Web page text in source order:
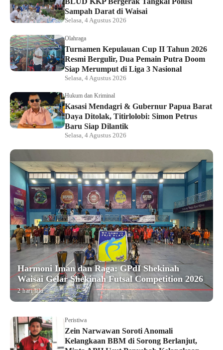
Sampah Darat di Waisai
Selasa, 4 Agustus 2026
Olahraga
Turnamen Kepulauan Cup II Tahun 2026
Resmi Bergulir, Dua Pemain Putra Doom
Siap Merumput di Liga 3 Nasional
Selasa, 4 Agustus 2026
Hukum dan Kriminal
Kasasi Mendagri & Gubernur Papua Barat
Daya Ditolak, Titirlolobi: Simon Petrus
Baru Siap Dilantik
Selasa, 4 Agustus 2026
Harmoni Iman dan Raga: GPdI Shekinah
Waisai Gelar Shekinah Futsal Competition 2026
2 hari lalu
Peristiwa
Zein Narwawan Soroti Anomali
Kelangkaan BBM di Sorong Berlanjut,